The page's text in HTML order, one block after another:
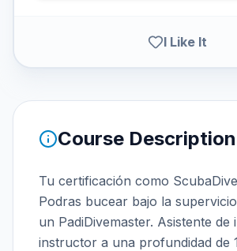
Course Description
Tu certificación como
Podras bucear bajo la
un PadiDivemaster. Asistente
instructor a una profundidad de
I Like It